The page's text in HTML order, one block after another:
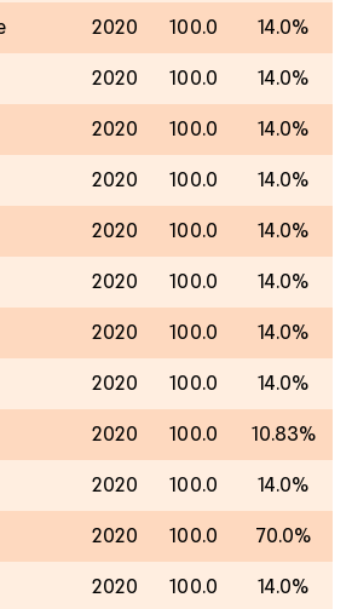
2020 100.0 14.0%
2020 100.0 14.0%
2020 100.0 14.0%
2020 100.0 14.0%
2020 100.0 14.0%
2020 100.0 14.0%
2020 100.0 14.0%
2020 100.0 14.0%
2020 100.0 10.83%
2020 100.0 14.0%
2020 100.0 70.0%
2020 100.0 14.0%